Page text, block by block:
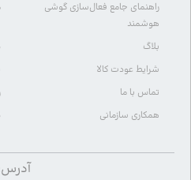
راهنمای جامع فعال‌سازی گوشی
هوشمند
بلاگ
شرایط عودت کالا
تماس با ما
همکاری سازمانی